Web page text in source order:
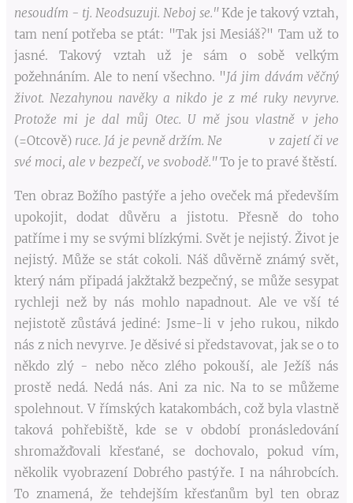
nesoudím - tj. Neodsuzuji. Neboj se." Kde je takový vztah,
tam není potřeba se ptát: "Tak jsi Mesiáš?" Tam už to
jasné. Takový vztah už je sám o sobě velkým
požehnáním. Ale to není všechno. "Já jim dávám věčný
život. Nezahynou navěky a nikdo je z mé ruky nevyrve.
Protože mi je dal můj Otec. U mě jsou vlastně v jeho
(=Otcově) ruce. Já je pevně držím. Ne v zajetí či ve
své moci, ale v bezpečí, ve svobodě."To je to pravé štěstí.
Ten obraz Božího pastýře a jeho oveček má především
upokojit, dodat důvěru a jistotu. Přesně do toho
patříme i my se svými blízkými. Svět je nejistý. Život je
nejistý. Může se stát cokoli. Náš důvěrně známý svět,
který nám připadá jakžtakž bezpečný, se může sesypat
rychleji než by nás mohlo napadnout. Ale ve vší té
nejistotě zůstává jediné: Jsme-li v jeho rukou, nikdo
nás z nich nevyrve. Je děsivé si představovat, jak se o to
někdo zlý - nebo něco zlého pokouší, ale Ježíš nás
prostě nedá. Nedá nás. Ani za nic. Na to se můžeme
spolehnout. V římských katakombách, což byla vlastně
taková pohřebiště, kde se v období pronásledování
shromažďovali křesťané, se dochovalo, pokud vím,
několik vyobrazení Dobrého pastýře. I na náhrobcích.
To znamená, že tehdejším křesťanům byl ten obraz